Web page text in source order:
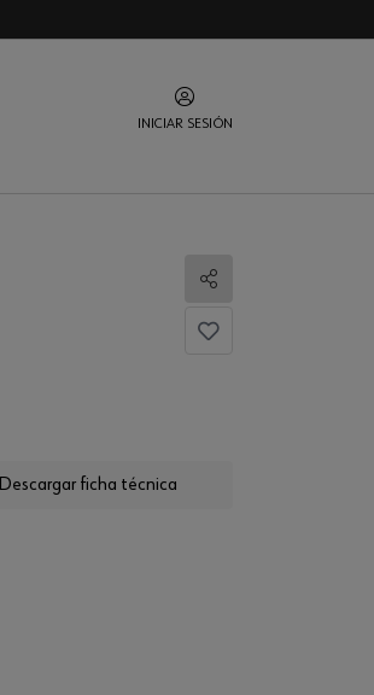
INICIAR SESIÓN
Compartir
Descargar ficha técnica